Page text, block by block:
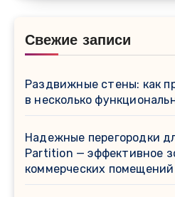
Свежие записи
Раздвижные стены: как
в несколько
Надежные перегородки
Partition — эффективное
коммерческих помещений